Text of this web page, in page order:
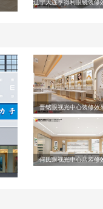
辽宁大连亨得利眼镜装修
晋铭眼视光中心装修效
何氏眼视光中心店装修